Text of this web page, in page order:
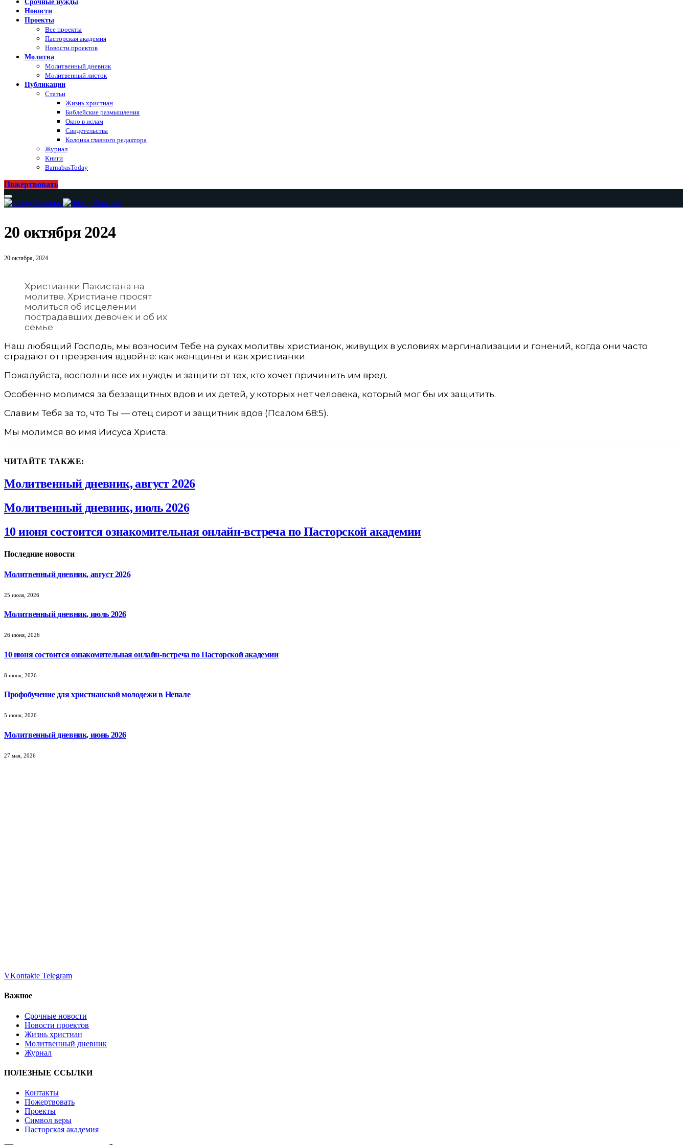
Срочные нужды
Новости
Проекты
Все проекты
Пасторская академия
Новости проектов
Молитва
Молитвенный дневник
Молитвенный листок
Публикации
Статьи
Жизнь христиан
Библейские размышления
Окно в ислам
Свидетельства
Колонка главного редактора
Журнал
Книги
BarnabasToday
Пожертвовать
20 октября 2024
20 октября, 2024
Христианки Пакистана на
молитве. Христиане просят
молиться об исцелении
пострадавших девочек и об их
семье
Наш любящий Гос­подь, мы возносим Тебе на руках молитвы христианок, живущих в условиях маргинализации и гонений, когда они часто
страдают от презрения вдвойне: как женщины и как христианки.
Пожалуйста, восполни все их нужды и защити от тех, кто хочет причинить им вред.
Особенно молимся за беззащитных вдов и их детей, у которых нет человека, который мог бы их защитить.
Славим Тебя за то, что Ты — отец сирот и защитник вдов (Псалом 68:5).
Мы молимся во имя Иисуса Христа.
ЧИТАЙТЕ ТАКЖЕ:
Молитвенный дневник, август 2026
Молитвенный дневник, июль 2026
10 июня состоится ознакомительная онлайн-встреча по Пасторской академии
Последние новости
Молитвенный дневник, август 2026
25 июля, 2026
Молитвенный дневник, июль 2026
26 июня, 2026
10 июня состоится ознакомительная онлайн-встреча по Пасторской академии
8 июня, 2026
Профобучение для христианской молодежи в Непале
5 июня, 2026
Молитвенный дневник, июнь 2026
27 мая, 2026
VKontakte Telegram
Важное
Срочные новости
Новости проектов
Жизнь христиан
Молитвенный дневник
Журнал
ПОЛЕЗНЫЕ ССЫЛКИ
Контакты
Пожертвовать
Проекты
Символ веры
Пасторская академия